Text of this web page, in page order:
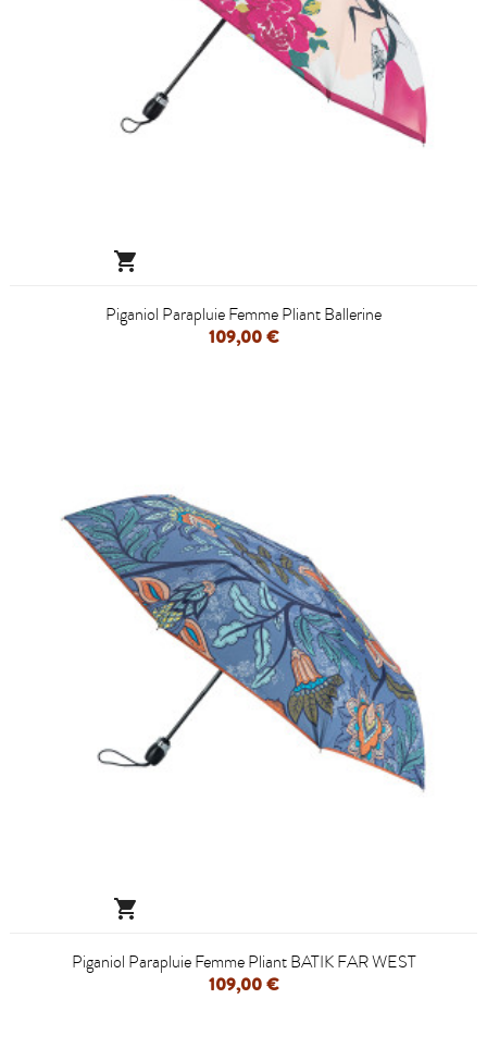

Piganiol Parapluie Femme Pliant Ballerine
109,00 €

Piganiol Parapluie Femme Pliant BATIK FAR WEST
109,00 €